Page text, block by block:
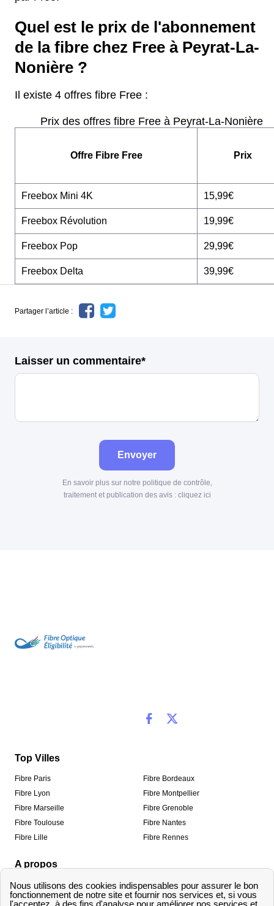
Quel est le prix de l'abonnement
de la fibre chez Free à Peyrat-La-
Nonière ?
Il existe 4 offres fibre Free :
Prix des offres fibre Free à Peyrat-La-Nonière
Offre Fibre Free Prix
Freebox Mini 4K 15,99€
Freebox Révolution 19,99€
Freebox Pop 29,99€
Freebox Delta 39,99€
Partager l’article :
Laisser un commentaire*
Envoyer
En savoir plus sur notre politique de contrôle,
traitement et publication des avis : cliquez ici
Top Villes
Fibre Paris
Fibre Lyon
Fibre Marseille
Fibre Toulouse
Fibre Lille
Fibre Bordeaux
Fibre Montpellier
Fibre Grenoble
Fibre Nantes
Fibre Rennes
A propos
Qui sommes-nous ?
Informations de contact
Mentions légales
Traitement des avis